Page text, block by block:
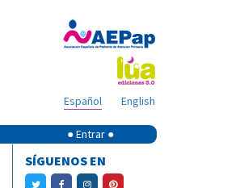
English
Español
● Entrar ●
SÍGUENOS EN